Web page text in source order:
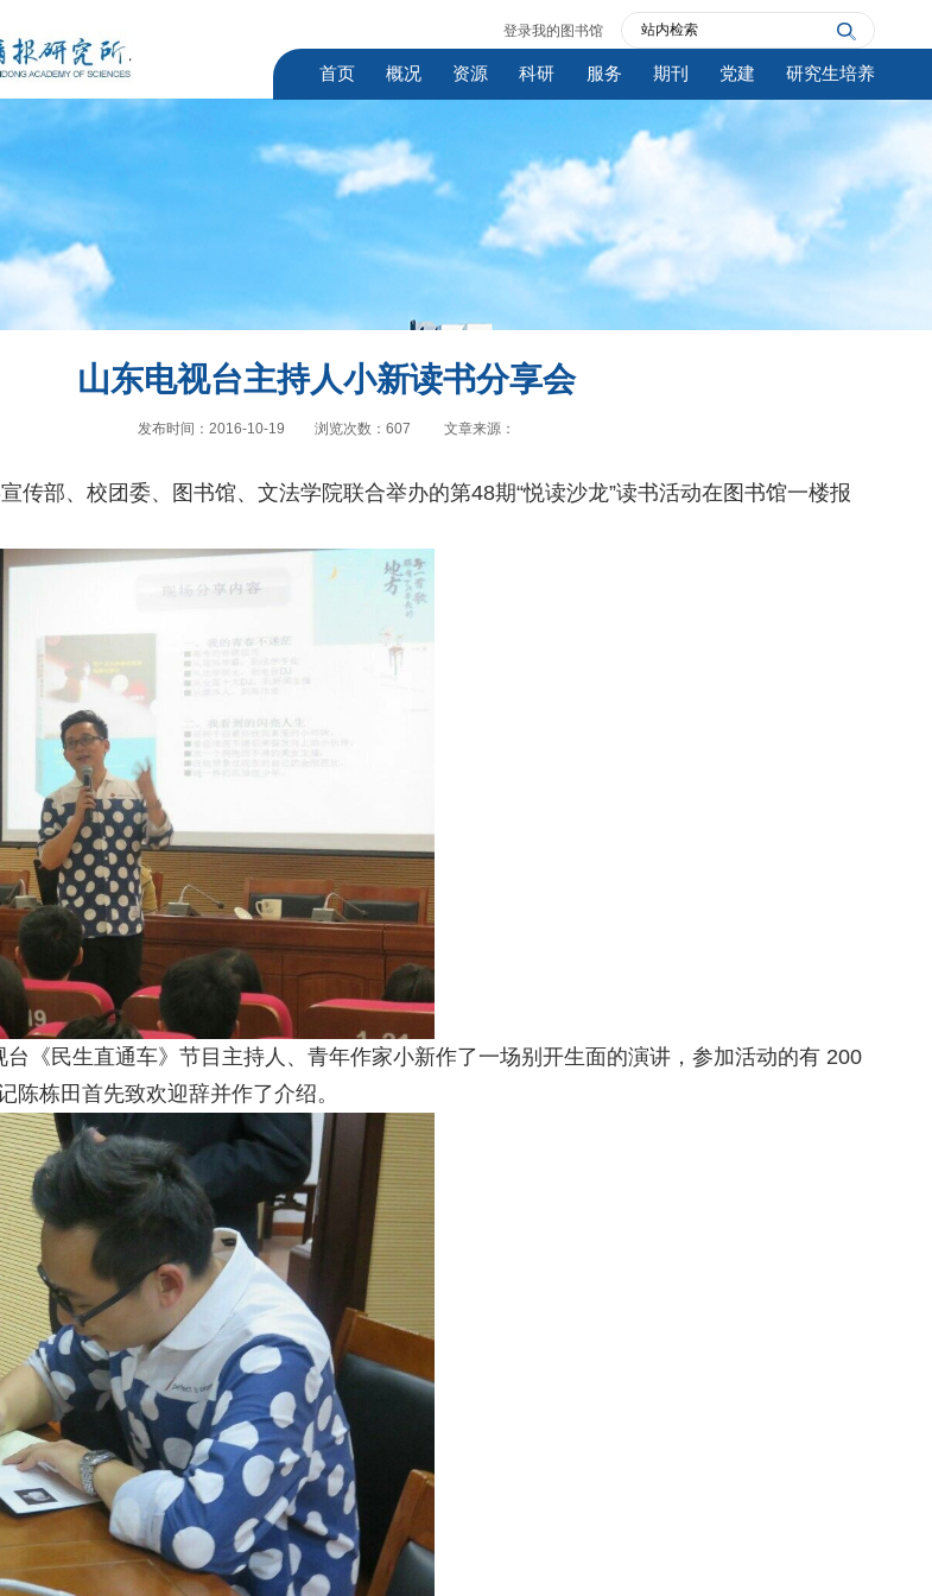
登录我的图书馆
首页 概况 资源 科研 服务 期刊 党建 研究生培养
山东电视台主持人小新读书分享会
发布时间：2016-10-19 浏览次数： 607 文章来源：
传部、校团委、图书馆、文法学院联合举办的第48期“悦读沙龙”读书活动在图书馆一楼报
《民生直通车》节目主持人、青年作家小新作了一场别开生面的演讲，参加活动的有 200
陈栋田首先致欢迎辞并作了介绍。